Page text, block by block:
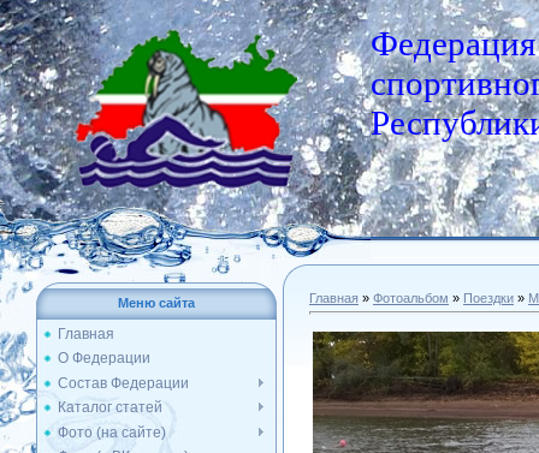
Федерация
Меню сайта
Главная
О Федерации
Состав Федерации
Каталог статей
Фото (на сайте)
Главная » Фотоальбом » Поездки »